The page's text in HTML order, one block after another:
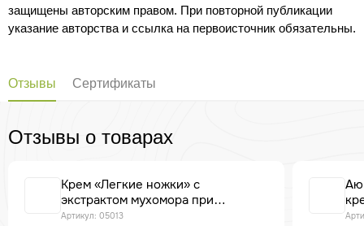
защищены авторским правом. При повторной публикации
указание авторства и ссылка на первоисточник обязательны.
Отзывы Сертификаты
Отзывы о товарах
Крем «Легкие ножки» с
экстрактом мухомора при
варикозном расширения вен, 30
Артикул: 05013